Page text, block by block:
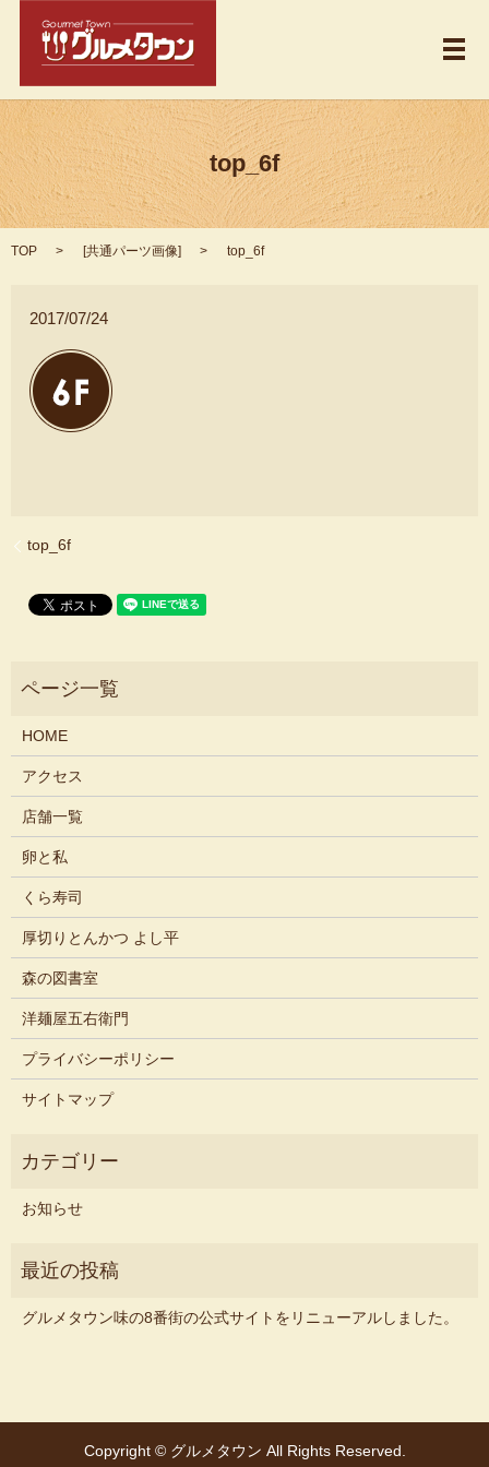
メ
top_6f
TOP [共通パーツ画像] top_6f
2017/07/24
top_6f
HOME
アクセス
店舗一覧
卵と私
くら寿司
厚切りとんかつ よし平
森の図書室
洋麺屋五右衛門
プライバシーポリシー
サイトマップ
お知らせ
グルメタウン味の8番街の公式サイトをリニューアルしました。
Copyright © グルメタウン All Rights Reserved.